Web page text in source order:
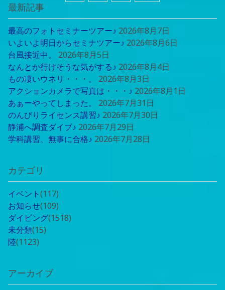
最新記事
最高のフォトセミナーツアー♪ 2026年8月7日
いよいよ明日からセミナツアー♪ 2026年8月6日
台風接近中。
2026年8月5日
なんとか行けそうな気がする♪ 2026年8月4日
もの凄いウネリ・・・。
2026年8月3日
アクションカメラで写真は・・・♪ 2026年8月1日
あぁーやってしまった。
2026年7月31日
のんびりライセンス講習♪ 2026年7月30日
静浦へ調査ダイブ♪ 2026年7月29日
学科講習、無事に合格♪ 2026年7月28日
カテゴリ
イベント(117)
お知らせ(109)
ダイビング(1518)
未分類(15)
陸(1123)
アーカイブ